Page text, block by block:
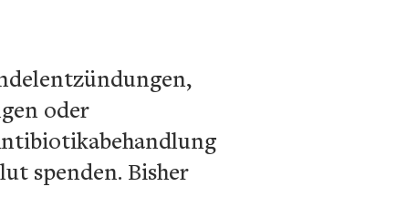
oder
spenden. Bisher